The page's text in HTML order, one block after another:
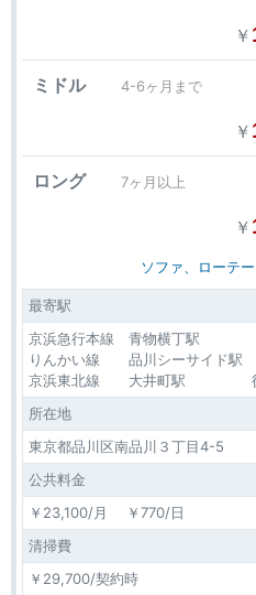
￥
ミドル 4-6ヶ月まで
￥
ロング 7ヶ月以上
￥
ソファ、ローテ
最寄駅
京浜急行本線 青物横丁駅
りんかい線 品川シーサイド駅
京浜東北線 大井町駅 徒
所在地
東京都品川区南品川３丁目4-5
公共料金
￥23,100/月 ￥770/日
清掃費
￥29,700/契約時